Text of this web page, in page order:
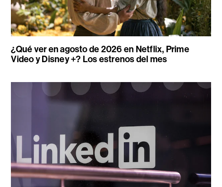
¿Qué ver en agosto de 2026 en Netflix, Prime
Video y Disney +? Los estrenos del mes